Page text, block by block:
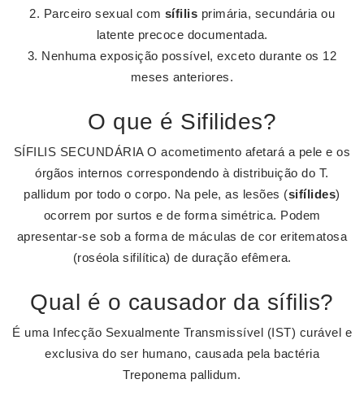
Parceiro sexual com sífilis primária, secundária ou
latente precoce documentada.
Nenhuma exposição possível, exceto durante os 12
meses anteriores.
O que é Sifilides?
SÍFILIS SECUNDÁRIA O acometimento afetará a pele e os
órgãos internos correspondendo à distribuição do T.
pallidum por todo o corpo. Na pele, as lesões (sifílides)
ocorrem por surtos e de forma simétrica. Podem
apresentar-se sob a forma de máculas de cor eritematosa
(roséola sifilítica) de duração efêmera.
Qual é o causador da sífilis?
É uma Infecção Sexualmente Transmissível (IST) curável e
exclusiva do ser humano, causada pela bactéria
Treponema pallidum.